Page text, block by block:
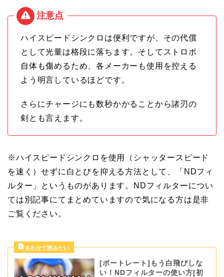
ハイスピードシンクロは便利ですが、その代償
として光量は格段に落ちます。そしてストロボ
自体も傷めるため、各メーカーも使用を控える
よう明言しているほどです。
さらにチャージにも数秒かかることから諸刃の
剣とも言えます。
※ハイスピードシンクロを使用（シャッタースピード
を速く）せずに白とびを抑える方法として、「NDフィ
ルター」というものがあります。NDフィルターについ
ては別記事にてまとめていますので気になる方は是非
ご覧ください。
[ポートレート]もう白飛びしな
い！NDフィルターの使い方[初